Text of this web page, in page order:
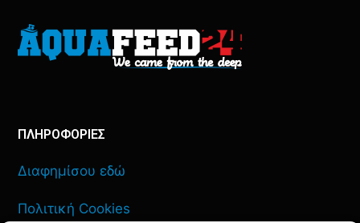
ΠΛΗΡΟΦΟΡΙΕΣ
Διαφημίσου εδώ
Πολιτική Cookies